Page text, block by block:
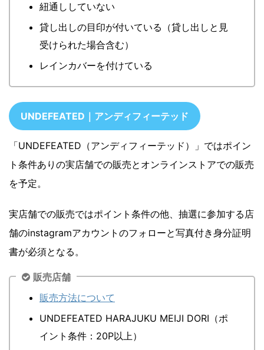
紐通ししていない
貸し出しの目印が付いている（貸し出しと見
受けられた場合含む）
レインカバーを付けている
UNDEFEATED｜アンディフィーテッド
「UNDEFEATED（アンディフィーテッド）」ではポイン
ト条件ありの実店舗での販売とオンラインストアでの販売
を予定。
実店舗での販売ではポイント条件の他、抽選に参加する店
舗のinstagramアカウントのフォローと写真付き身分証明
書が必須となる。
販売店舗
販売方法について
UNDEFEATED HARAJUKU MEIJI DORI（ポ
イント条件：20P以上）